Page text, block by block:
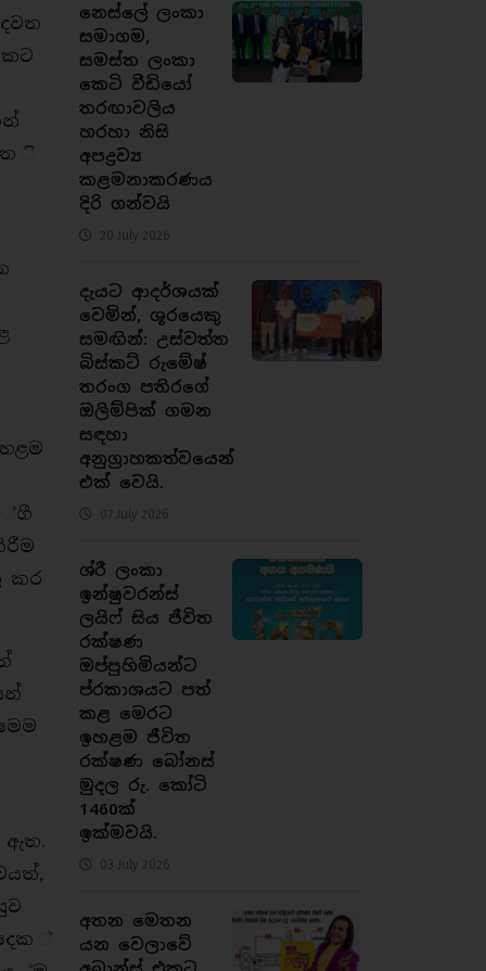
්ගී
කර
ඇත.
නෙස්ලේ ලංකා
සමාගම,
සමස්ත ලංකා
කෙටි වීඩියෝ
තරඟාවලිය
හරහා නිසි
අපද්‍රව්‍ය
කළමනාකරණය
දිරි ගන්වයි
20 July 2026
දැයට ආදර්ශයක්
වෙමින්, ශූරයෙකු
සමඟින්: උස්වත්ත
බිස්කට් රුමේෂ්
තරංග පතිරගේ
ඔලිම්පික් ගමන
සඳහා
අනුග්‍රාහකත්වයෙන්
එක් වෙයි.
07 July 2026
ශ්රී ලංකා
ඉන්ෂුවරන්ස්
ලයිෆ් සිය ජීවිත
රක්ෂණ
ඔප්පුහිමියන්ට
ප්රකාශයට පත්
කළ මෙරට
ඉහළම ජීවිත
රක්ෂණ බෝනස්
මුදල රු. කෝටි
1460ක්
ඉක්මවයි.
03 July 2026
අතන මෙතන
යන වෙලාවේ